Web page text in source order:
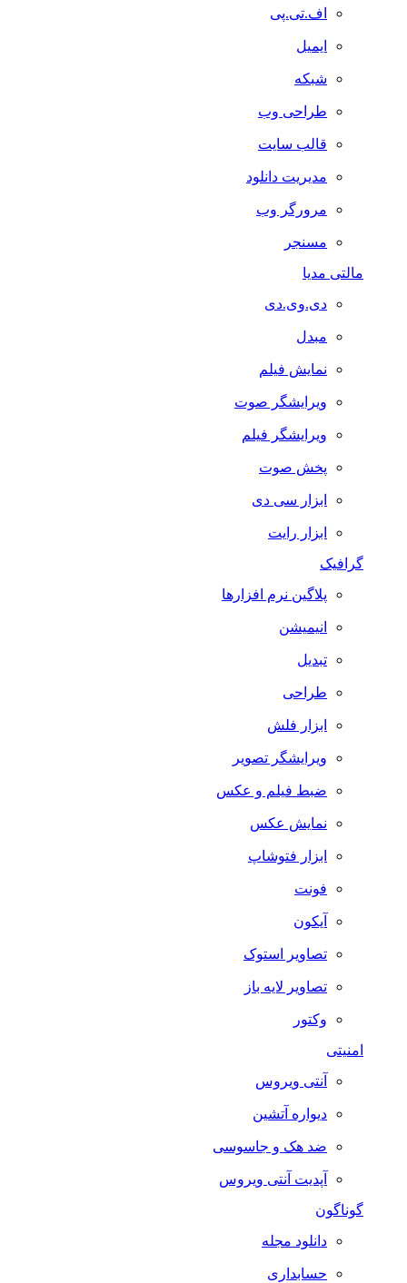
اف.تی.پی
ایمیل
شبکه
طراحی وب
قالب سایت
مدیریت دانلود
مرورگر وب
مسنجر
مالتی مدیا
دی.وی.دی
مبدل
نمایش فیلم
ویرایشگر صوت
ویرایشگر فیلم
پخش صوت
ابزار سی دی
ابزار رایت
گرافیک
پلاگین نرم افزارها
انیمیشن
تبدیل
طراحی
ابزار فلش
ویرایشگر تصویر
ضبط فيلم و عكس
نمایش عکس
ابزار فتوشاپ
فونت
آیکون
تصاویر استوک
تصاویر لایه باز
وکتور
آنتی ویروس
دیواره آتشین
ضد هک و جاسوسی
آپدیت آنتی ویروس
گوناگون
دانلود مجله
حسابداری